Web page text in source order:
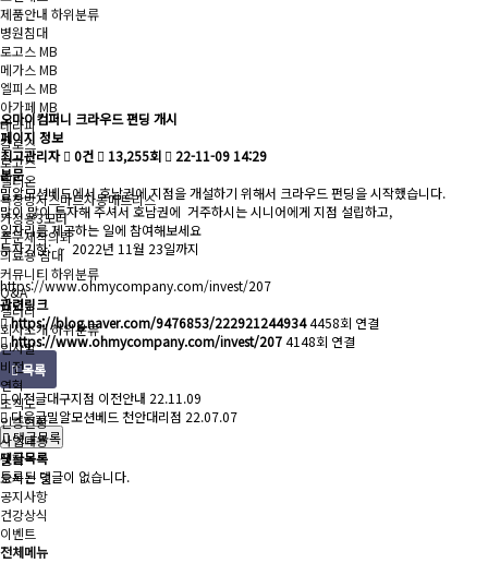
제품안내 하위분류
병원침대
로고스 MB
메가스 MB
엘피스 MB
아가페 MB
테라피
칼로스
로고스
벨티온
욕창방지스마트자동매트리스
가정용3모터
주문제작의뢰
의료용 침대
커뮤니티 하위분류
Q&A
갤러리
회사소개하위분류
인사말
비전
연혁
조직도
인증현황
사업내용
실적
오시는 길
공지사항
건강상식
이벤트
전체메뉴
오마이컴퍼니 크라우드 펀딩 개시
페이지 정보
최고관리자
0건 13,255회
22-11-09 14:29
본문
밀알모션베드에서 호남권에 지점을 개설하기 위해서 크라우드 펀딩을 시작했습니다.
많이 많이 투자해 주셔서 호남권에 거주하시는 시니어에게 지점 설립하고,
일자리를 제공하는 일에 참여해보세요
투자기한: ~ 2022년 11월 23일까지
https://www.ohmycompany.com/invest/207
관련링크
https://blog.naver.com/9476853/2229212449344458회 연결
https://www.ohmycompany.com/invest/2074148회 연결
목록
이전글대구지점 이전안내 22.11.09
다음글밀알모션베드 천안대리점 22.07.07
댓글목록
댓글목록
등록된 댓글이 없습니다.